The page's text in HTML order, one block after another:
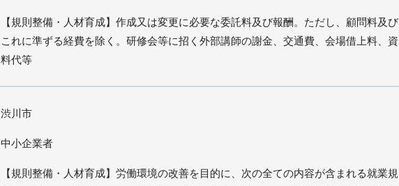
【規則整備・人材育成】作成又は変更に必要な委託料及び報酬。ただし、顧問料及び
これに準ずる経費を除く。研修会等に招く外部講師の謝金、交通費、会場借上料、資
料代等
渋川市
中小企業者
【規則整備・人材育成】労働環境の改善を目的に、次の全ての内容が含まれる就業規